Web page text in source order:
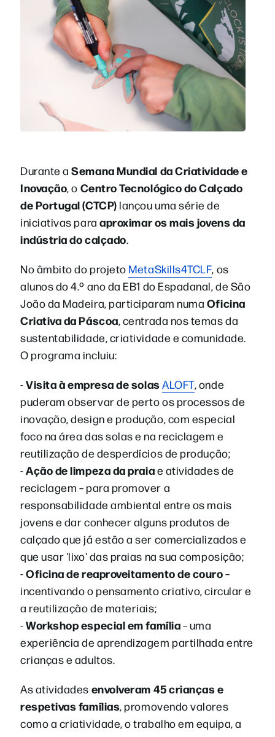
Durante aSemana Mundial da Criatividade e
Inovação, o Centro Tecnológico do Calçado
de Portugal (CTCP) lançou uma série de
iniciativas paraaproximar os mais jovens da
indústria do calçado.
No âmbito do projeto MetaSkills4TCLF, os
alunos do 4.º ano da EB1 do Espadanal, de São
João da Madeira, participaram numa Oficina
Criativa da Páscoa, centrada nos temas da
sustentabilidade, criatividade e comunidade.
O programa incluiu:
-Visitaà empresa de solasALOFT, onde
puderam observar de perto os processos de
inovação, design e produção, com especial
foco na área das solas e na reciclagem e
reutilização de desperdícios de produção;
-Ação de limpeza da praiae atividades de
reciclagem – para promover a
responsabilidade ambiental entre os mais
jovens e dar conhecer alguns produtos de
calçado que já estão a ser comercializados e
que usar 'lixo' das praias na sua composição;
-Oficina de reaproveitamento de couro–
incentivando o pensamento criativo, circular e
a reutilização de materiais;
-Workshop especial em família– uma
experiência de aprendizagem partilhada entre
crianças e adultos.
As atividades envolveram 45 crianças e
respetivas famílias, promovendo valores
como a criatividade, o trabalho em equipa, a